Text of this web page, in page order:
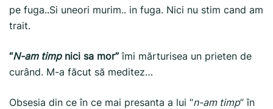
pe fuga..Si uneori murim.. in fuga. Nici nu stim cand am
trait.
“N-am timpnici sa mor” îmi mărturisea un prieten de
curând. M-a făcut să meditez…
Obsesia din ce în ce mai presanta a lui “n-am timp” în